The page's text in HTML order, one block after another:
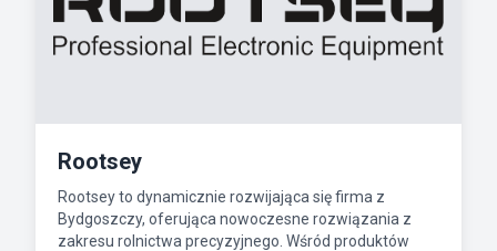
Rootsey
Rootsey to dynamicznie rozwijająca się firma z
Bydgoszczy, oferująca nowoczesne rozwiązania z
zakresu rolnictwa precyzyjnego. Wśród produktów